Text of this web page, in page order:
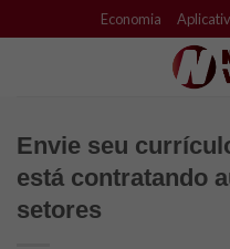
to
Economia
Envie seu
está contratando
setores